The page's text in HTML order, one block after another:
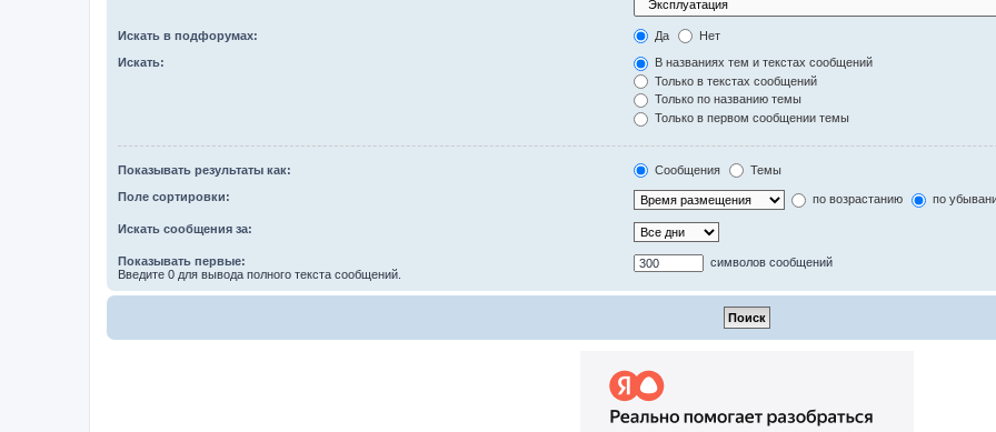
Искать в подфорумах: Да Нет
Искать:
В названиях тем и текстах сообщений
Только в текстах сообщений
Только по названию темы
Только в первом сообщении темы
Показывать результаты как: Сообщения Темы
Поле сортировки: по возрастанию по
Искать сообщения за:
Показывать первые:
Введите 0 для вывода полного текста сообщений.
символов сообщений